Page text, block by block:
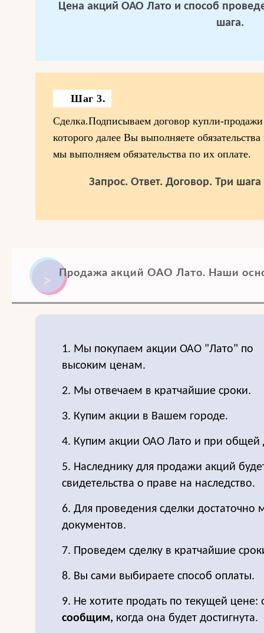
Цена акций ОАО Лато и способ
шага.
Шаг 3.
Сделка.Подписываем договор купли-
которого далее Вы выполняете
мы выполняем обязательства по их оплате.
Запрос. Ответ. Договор. Три
Продажа акций ОАО Лато. Наши
1. Мы покупаем акции ОАО "Лато" по
высоким ценам.
2. Мы отвечаем в кратчайшие сроки.
3. Купим акции в Вашем городе.
4. Купим акции ОАО Лато и при общей
5. Наследнику для продажи акций
свидетельства о праве на наследство.
6. Для проведения сделки достаточно
документов.
7. Проведем сделку в кратчайшие
8. Вы сами выбираете способ оплаты.
9. Не хотите продать по текущей цене:
сообщим, когда она будет достигнута.